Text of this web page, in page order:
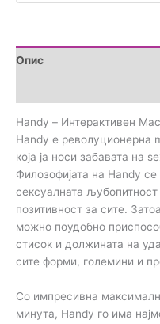
Опис
Handy – Интерактивен
Handy е револуционерна
која ја носи забавата на
Филозофијата на Handy
сексуалната
позитивност за сите.
можно поудобно
стисок и должината на
сите форми, големини и
Со импресивна
минута, Handy го има